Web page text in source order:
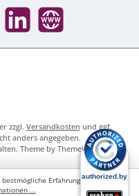
LinkedIn Website
zzgl. Versandkosten und ggf.
anders angegeben.
Theme by ThemeWare®
Erfahrung bieten zu
...